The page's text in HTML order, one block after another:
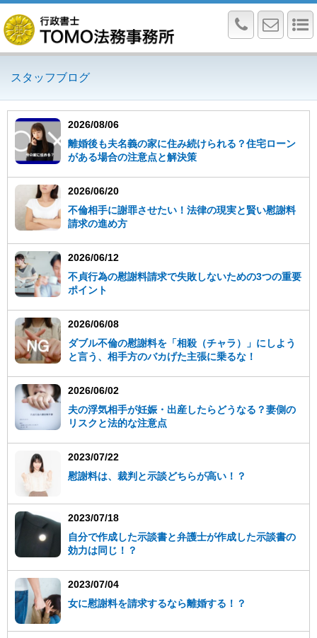
スタッフブログ
2026/08/06
離婚後も夫名義の家に住み続けられる？住宅ローン
がある場合の注意点と解決策
2026/06/20
不倫相手に謝罪させたい！法律の現実と賢い慰謝料
請求の進め方
2026/06/12
不貞行為の慰謝料請求で失敗しないための3つの重要
ポイント
2026/06/08
ダブル不倫の慰謝料を「相殺（チャラ）」にしよう
と言う、相手方のバカげた主張に乗るな！
2026/06/02
夫の浮気相手が妊娠・出産したらどうなる？妻側の
リスクと法的な注意点
2023/07/22
慰謝料は、裁判と示談どちらが高い！？
2023/07/18
自分で作成した示談書と弁護士が作成した示談書の
効力は同じ！？
2023/07/04
女に慰謝料を請求するなら離婚する！？